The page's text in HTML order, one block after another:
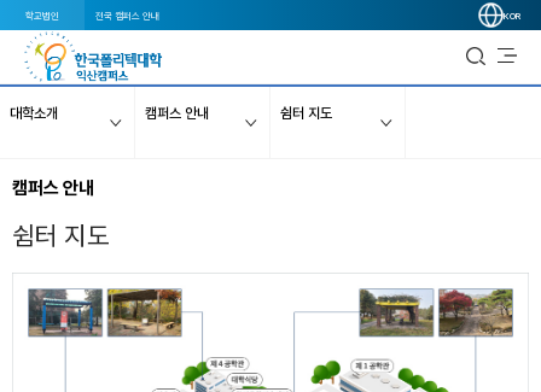
학교법인 전국 캠퍼스 안내 KOR
대학소개 캠퍼스 안내 쉼터 지도
캠퍼스 안내
쉼터 지도